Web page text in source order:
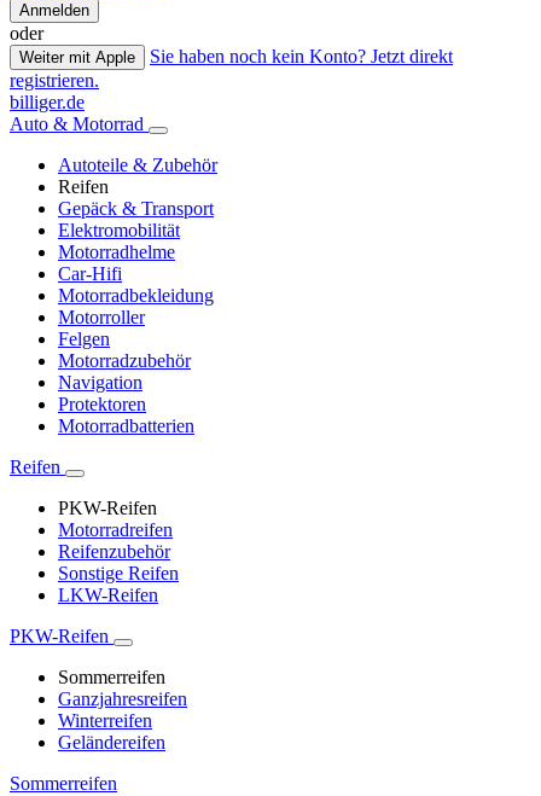
Anmelden
oder
Weiter mit Apple
Sie haben noch kein Konto? Jetzt direkt
registrieren.
billiger.de
Auto & Motorrad
Autoteile & Zubehör
Reifen
Gepäck & Transport
Elektromobilität
Motorradhelme
Car-Hifi
Motorradbekleidung
Motorroller
Felgen
Motorradzubehör
Navigation
Protektoren
Motorradbatterien
Reifen
PKW-Reifen
Motorradreifen
Reifenzubehör
Sonstige Reifen
LKW-Reifen
PKW-Reifen
Sommerreifen
Ganzjahresreifen
Winterreifen
Geländereifen
Sommerreifen